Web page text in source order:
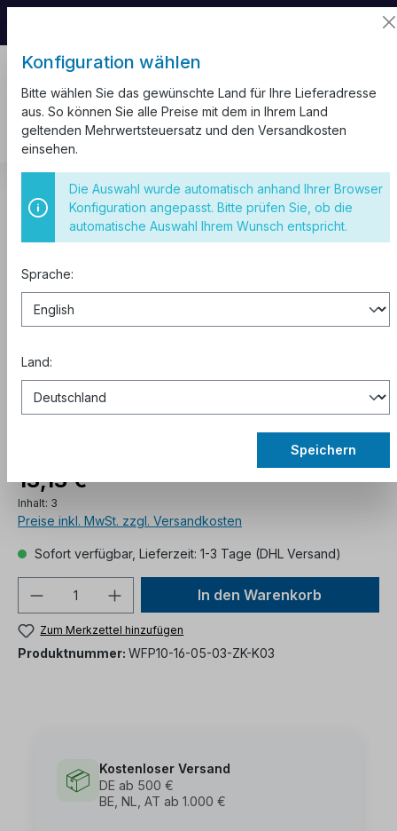
Kabel und Leitungen Steckdosenleiste
Verlängerung 3m mit Schalter
13,13 €*
Inhalt: 3
Preise inkl. MwSt. zzgl. Versandkosten
Sofort verfügbar, Lieferzeit: 1-3 Tage (DHL Versand)
In den Warenkorb
Zum Merkzettel hinzufügen
Produktnummer: WFP10-16-05-03-ZK-K03
📦
Kostenloser Versand
DE ab 500 €
BE, NL, AT ab 1.000 €
Konfiguration wählen
Bitte wählen Sie das gewünschte Land für Ihre Lieferadresse
aus. So können Sie alle Preise mit dem in Ihrem Land
geltenden Mehrwertsteuersatz und den Versandkosten
einsehen.
Die Auswahl wurde automatisch anhand Ihrer Browser
Konfiguration angepasst. Bitte prüfen Sie, ob die
automatische Auswahl Ihrem Wunsch entspricht.
Sprache:
Land:
Speichern